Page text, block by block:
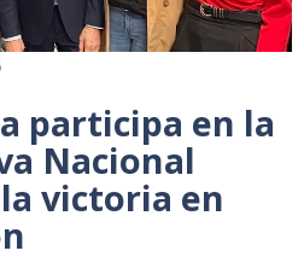
participa en la
Nacional
victoria en